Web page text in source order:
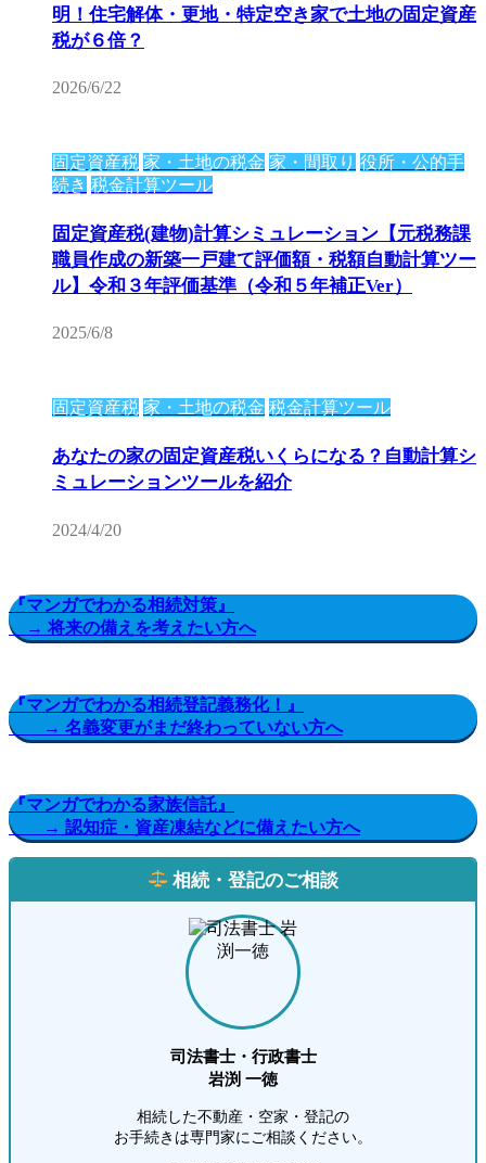
明！住宅解体・更地・特定空き家で土地の固定資産
税が６倍？
2026/6/22
固定資産税 家・土地の税金 家・間取り 役所・公的手
続き 税金計算ツール
固定資産税(建物)計算シミュレーション【元税務課
職員作成の新築一戸建て評価額・税額自動計算ツー
ル】令和３年評価基準（令和５年補正Ver）
2025/6/8
固定資産税 家・土地の税金 税金計算ツール
あなたの家の固定資産税いくらになる？自動計算シ
ミュレーションツールを紹介
2024/4/20
『マンガでわかる相続対策』
→ 将来の備えを考えたい方へ
『マンガでわかる相続登記義務化！』
→ 名義変更がまだ終わっていない方へ
『マンガでわかる家族信託』
→ 認知症・資産凍結などに備えたい方へ
相続・登記のご相談
司法書士・行政書士
岩渕 一徳
相続した不動産・空家・登記の
お手続きは専門家にご相談ください。